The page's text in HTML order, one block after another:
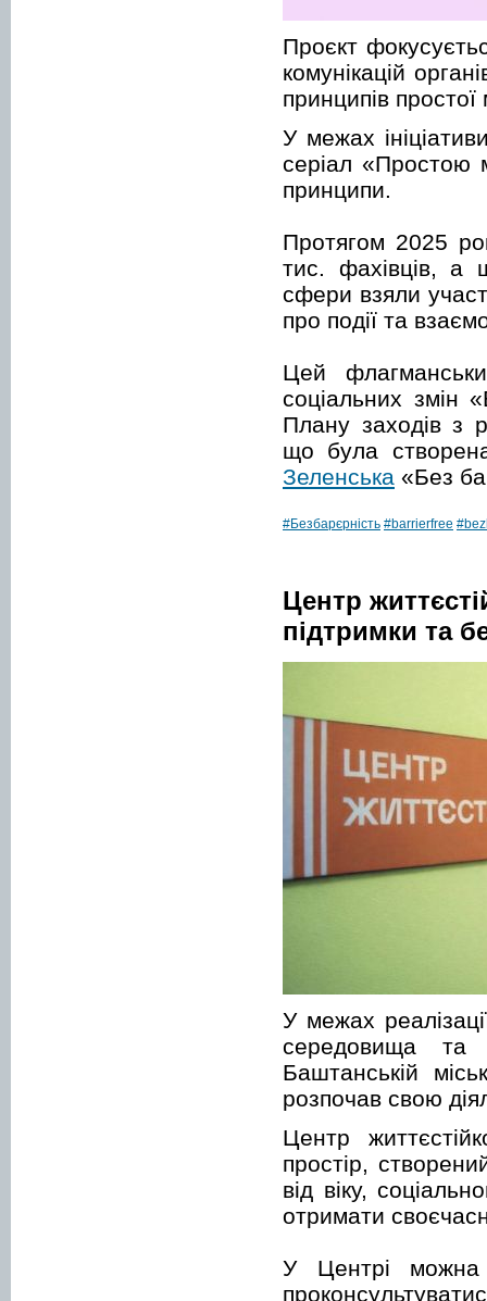
Проєкт
комунікацій
принципів
У межах
серіал «Простою
принципи.
Протягом 2025
тис. фахівців, а
сфери взяли
про події та
Цей
соціальних змін
Плану заходів з
що була
Зеленська «Без
#Безбарєрність #barrierfree
Центр
підтримки та
У межах
середовища та
Баштанській
розпочав свою
Центр
простір,
від віку,
отримати
У Центрі можна